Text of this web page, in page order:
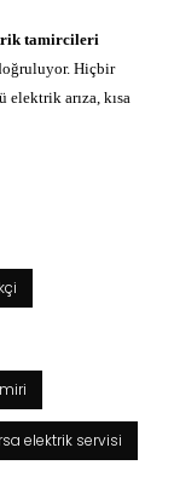
tamircileri
Hiçbir
elektrik arıza, kısa
elektrik servisi